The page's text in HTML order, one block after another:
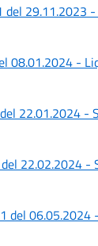
del 29.11.2023
08.01.2024 -
22.01.2024 -
22.02.2024 -
del 06.05.2024